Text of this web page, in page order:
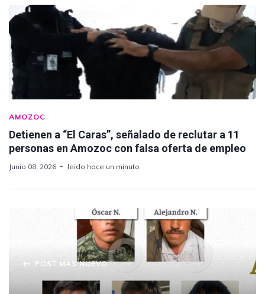
AMOZOC
Detienen a “El Caras”, señalado de reclutar a 11
personas en Amozoc con falsa oferta de empleo
Junio 08, 2026 leido hace un minuto
POST MAS NUEVO
Detienen a 5 por linchar a abogado en